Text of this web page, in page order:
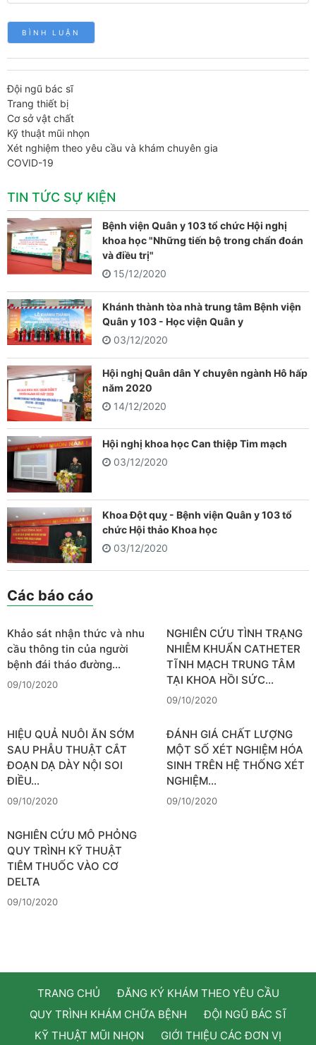
Đội ngũ bác sĩ
Trang thiết bị
Cơ sở vật chất
Kỹ thuật mũi nhọn
Xét nghiệm theo yêu cầu và khám chuyên gia
COVID-19
TIN TỨC SỰ KIỆN
Bệnh viện Quân y 103 tổ chức Hội nghị
khoa học "Những tiến bộ trong chẩn đoán
và điều trị"
15/12/2020
Khánh thành tòa nhà trung tâm Bệnh viện
Quân y 103 - Học viện Quân y
03/12/2020
Hội nghị Quân dân Y chuyên ngành Hô hấp
năm 2020
14/12/2020
Hội nghị khoa học Can thiệp Tim mạch
03/12/2020
Khoa Đột quỵ - Bệnh viện Quân y 103 tổ
chức Hội thảo Khoa học
03/12/2020
Các báo cáo
Khảo sát nhận thức và nhu
cầu thông tin của người
bệnh đái tháo đường…
09/10/2020
NGHIÊN CỨU TÌNH TRẠNG
NHIỄM KHUẨN CATHETER
TĨNH MẠCH TRUNG TÂM
TẠI KHOA HỒI SỨC…
09/10/2020
HIỆU QUẢ NUÔI ĂN SỚM
SAU PHẪU THUẬT CẮT
ĐOẠN DẠ DÀY NỘI SOI
ĐIỀU…
09/10/2020
ĐÁNH GIÁ CHẤT LƯỢNG
MỘT SỐ XÉT NGHIỆM HÓA
SINH TRÊN HỆ THỐNG XÉT
NGHIỆM…
09/10/2020
NGHIÊN CỨU MÔ PHỎNG
QUY TRÌNH KỸ THUẬT
TIÊM THUỐC VÀO CƠ
DELTA
09/10/2020
TRANG CHỦ
ĐĂNG KÝ KHÁM THEO YÊU CẦU
QUY TRÌNH KHÁM CHỮA BỆNH
ĐỘI NGŨ BÁC SĨ
KỸ THUẬT MŨI NHỌN
GIỚI THIỆU CÁC ĐƠN VỊ